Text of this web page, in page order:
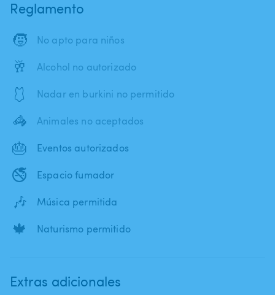
Reglamento
🧒 No apto para niños
🥂 Alcohol no autorizado
🩱 Nadar en burkini no permitido
🦓 Animales no aceptados
🎂 Eventos autorizados
🚭 Espacio fumador
🎶 Música permitida
🍁 Naturismo permitido
Extras adicionales